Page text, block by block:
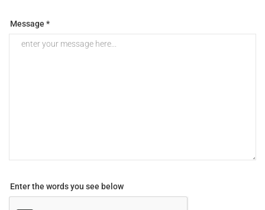
Message *
Enter the words you see below